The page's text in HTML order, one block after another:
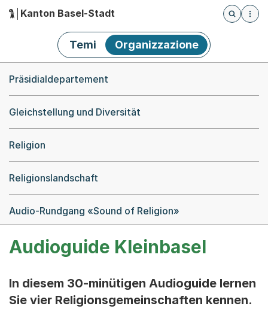
Hauptnavigation
Kanton Basel-Stadt
Öffnet
Temi Organizzazione
Präsidialdepartement
Gleichstellung und Diversität
Religion
Religionslandschaft
Audio-Rundgang «Sound of Religion»
Audioguide Kleinbasel
In diesem 30-minütigen Audioguide lernen
Sie vier Religionsgemeinschaften kennen.